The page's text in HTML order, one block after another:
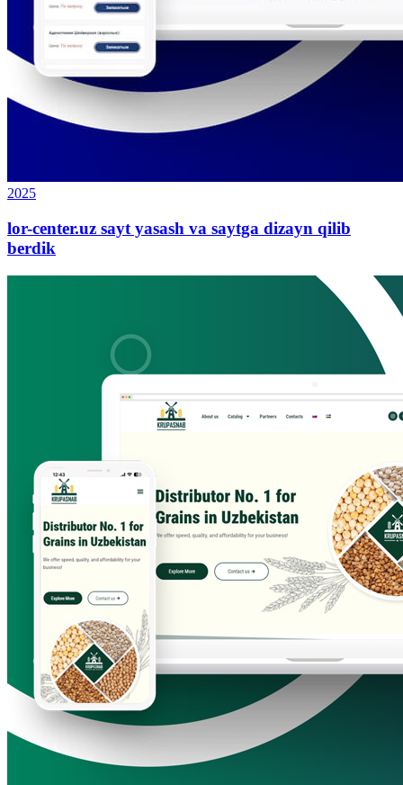
2025
lor-center.uz sayt yasash va saytga dizayn qilib
berdik